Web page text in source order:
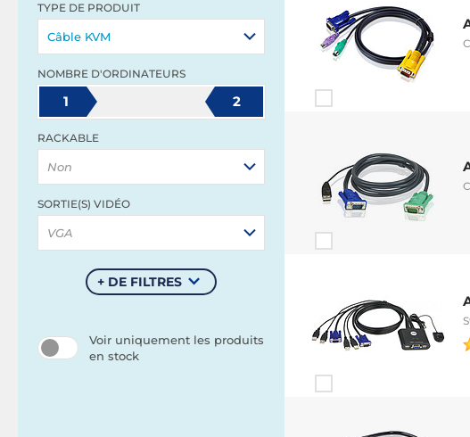
TYPE DE PRODUIT
Câble KVM
NOMBRE D'ORDINATEURS
1 2
RACKABLE
Non
SORTIE(S) VIDÉO
VGA
+ DE FILTRES
Voir uniquement les produits
en stock